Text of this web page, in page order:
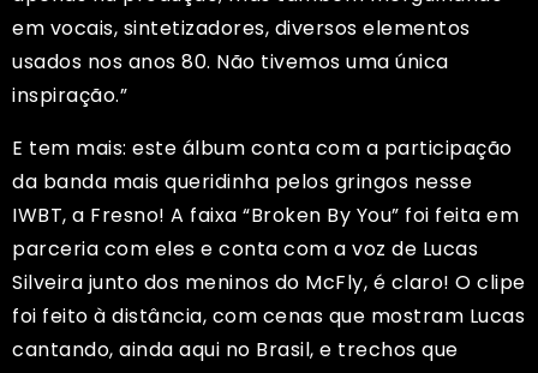
em vocais, sintetizadores, diversos elementos
usados nos anos 80. Não tivemos uma única
inspiração.”
E tem mais: este álbum conta com a participação
da banda mais queridinha pelos gringos nesse
IWBT, a Fresno! A faixa “Broken By You” foi feita em
parceria com eles e conta com a voz de Lucas
Silveira junto dos meninos do McFly, é claro! O clipe
foi feito à distância, com cenas que mostram Lucas
cantando, ainda aqui no Brasil, e trechos que